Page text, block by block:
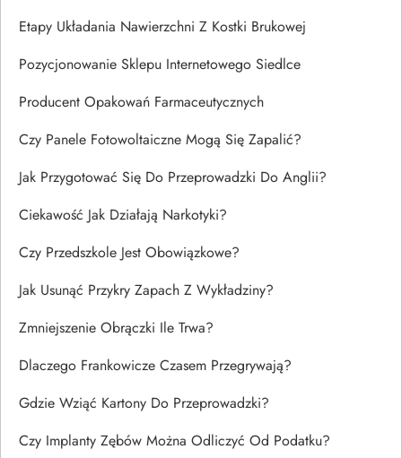
Etapy Układania Nawierzchni Z Kostki Brukowej
Pozycjonowanie Sklepu Internetowego Siedlce
Producent Opakowań Farmaceutycznych
Czy Panele Fotowoltaiczne Mogą Się Zapalić?
Jak Przygotować Się Do Przeprowadzki Do Anglii?
Ciekawość Jak Działają Narkotyki?
Czy Przedszkole Jest Obowiązkowe?
Jak Usunąć Przykry Zapach Z Wykładziny?
Zmniejszenie Obrączki Ile Trwa?
Dlaczego Frankowicze Czasem Przegrywają?
Gdzie Wziąć Kartony Do Przeprowadzki?
Czy Implanty Zębów Można Odliczyć Od Podatku?